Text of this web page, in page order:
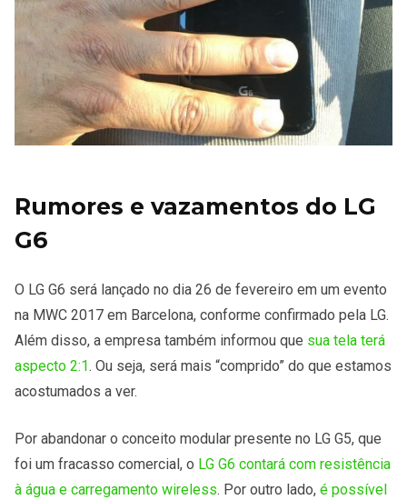
Rumores e vazamentos do LG
G6
O LG G6 será lançado no dia 26 de fevereiro em um evento
na MWC 2017 em Barcelona, conforme confirmado pela LG.
Além disso, a empresa também informou que sua tela terá
aspecto 2:1. Ou seja, será mais “comprido” do que estamos
acostumados a ver.
Por abandonar o conceito modular presente no LG G5, que
foi um fracasso comercial, o LG G6 contará com resistência
à água e carregamento wireless. Por outro lado, é possível